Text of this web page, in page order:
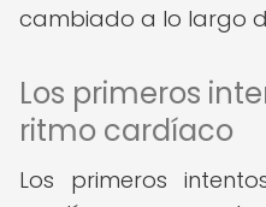
cambiado a lo largo
Los primeros
ritmo cardíaco
Los primeros